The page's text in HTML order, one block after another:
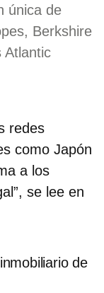
única de
Berkshire
Atlantic
redes
como Japón
a los
se lee en
de